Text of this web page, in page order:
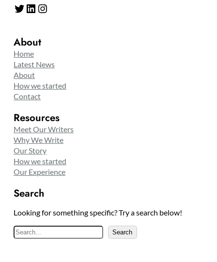
Twitter LinkedIn Instagram
About
Home
Latest News
About
How we started
Contact
Resources
Meet Our Writers
Why We Write
Our Story
How we started
Our Experience
Search
Looking for something specific? Try a search below!
S
e
Search